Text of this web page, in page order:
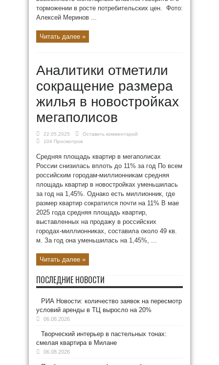
торможении в росте потребительских цен. Фото:
Алексей Меринов ...
Читать далее »
Аналитики отметили
сокращение размера
жилья в новостройках
мегаполисов
22.05.2025
Оставить комментарий
104 Просмотров
Средняя площадь квартир в мегаполисах
России снизилась вплоть до 11% за год По всем
российским городам-миллионникам средняя
площадь квартир в новостройках уменьшилась
за год на 1,45%. Однако есть миллионник, где
размер квартир сократился почти на 11% В мае
2025 года средняя площадь квартир,
выставленных на продажу в российских
городах-миллионниках, составила около 49 кв.
м. За год она уменьшилась на 1,45%, ...
Читать далее »
ПОСЛЕДНИЕ НОВОСТИ
РИА Новости: количество заявок на пересмотр
условий аренды в ТЦ выросло на 20%
06.08.2026
Творческий интерьер в пастельных тонах:
смелая квартира в Милане
06.08.2026